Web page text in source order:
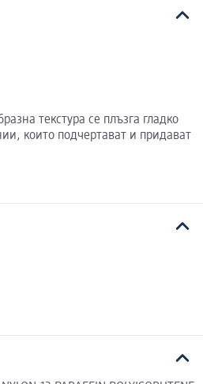
текстура се плъзга гладко
които подчертават и придават